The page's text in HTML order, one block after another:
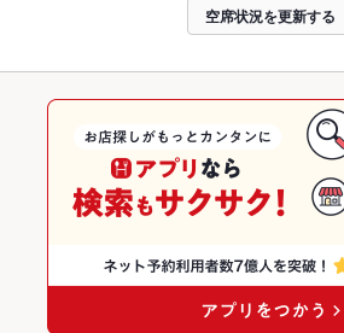
空席状況を更新する